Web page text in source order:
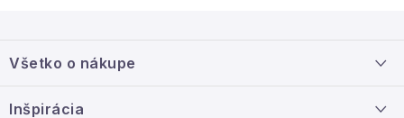
p
ä
Všetko o nákupe
Inšpirácia